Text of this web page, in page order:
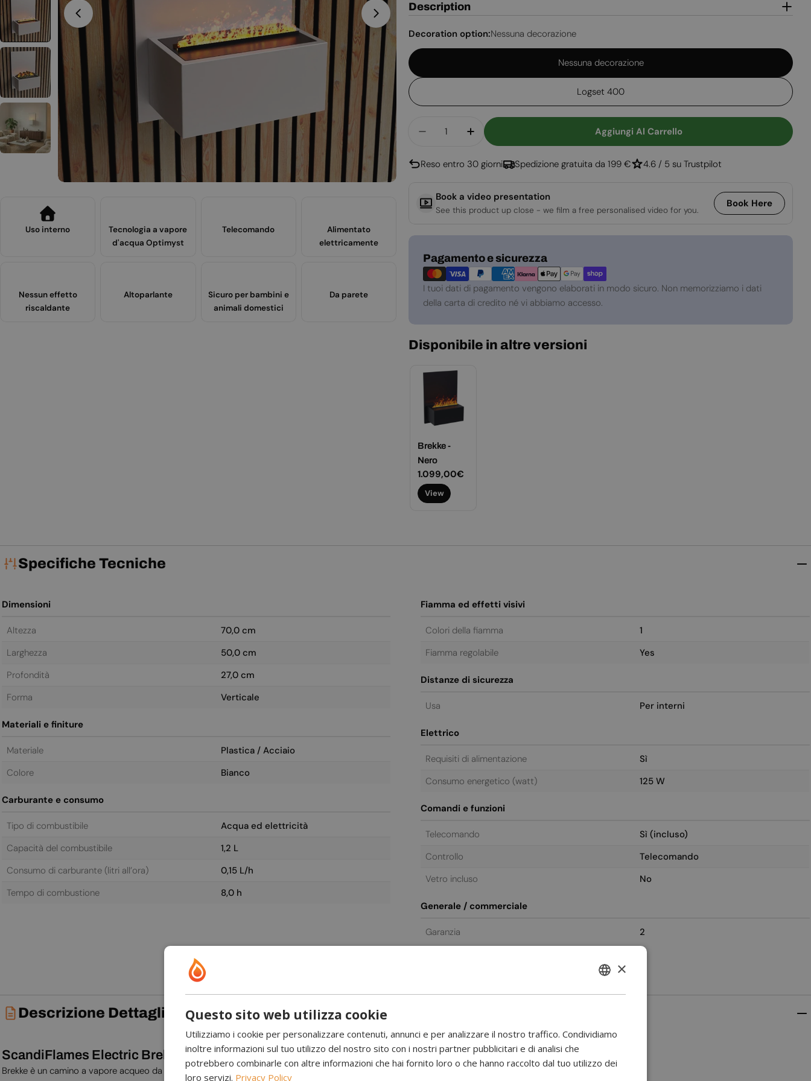
Apri supporto 3 in modalità modale Apri supporto 4 in modalità modale Apri supporto 5
Uso interno
Tecnologia a vapore
d'acqua Optimyst
Telecomando
Alimentato
elettricamente
Nessun effetto
riscaldante
Altoparlante
Sicuro per bambini e
animali domestici
Da parete
Description
Decoration option:Nessuna decorazione
Nessuna decorazione
Logset 400
Diminuisci La Quantità Per Brekke - Bianco - Caminetto A Vapore A
Aumenta La Quantità Per Brekke - Bianco - Caminetto A Vapore
Aggiungi Al Carrello
Reso entro 30 giorni Spedizione gratuita da 199 € 4.6 / 5 su Trustpilot
Book a video presentation
See this product up close - we film a free personalised video for you.
Book Here
Pagamento e sicurezza
Metodi
di
pagamento
I tuoi dati di pagamento vengono elaborati in modo sicuro. Non memorizziamo i dati
della carta di credito né vi abbiamo accesso.
Disponibile in altre versioni
Brekke -
Nero
Prezzo
normale
1.099,00€
View
Specifiche Tecniche
Dimensioni
Altezza
70,0 cm
Larghezza
50,0 cm
Profondità
27,0 cm
Forma
Verticale
Materiali e finiture
Materiale
Plastica / Acciaio
Colore
Bianco
Carburante e consumo
Tipo di combustibile
Acqua ed elettricità
Capacità del combustibile
1,2 L
Consumo di carburante (litri all’ora)
0,15 L/h
Tempo di combustione
8,0 h
Fiamma ed effetti visivi
Colori della fiamma
1
Fiamma regolabile
Yes
Distanze di sicurezza
Usa Per interni
Elettrico
Requisiti di alimentazione
Sì
Consumo energetico (watt)
125 W
Comandi e funzioni
Telecomando
Sì (incluso)
Controllo
Telecomando
Vetro incluso
No
Generale / commerciale
Garanzia 2
Descrizione Dettagliata
ScandiFlames Electric Brekke Camino a Vapore Acqueo - Bianco
Brekke è un camino a vapore acqueo da parete di ScandiFlames Electric, che offre l’atmosfera di un camino senza fuoco né calore. CZECH
×
Questo sito web utilizza cookie
Utilizziamo i cookie per personalizzare contenuti, annunci e per analizzare il nostro traffico. Condividiamo
inoltre informazioni sul tuo utilizzo del nostro sito con i nostri partner pubblicitari e di analisi che
potrebbero combinarle con altre informazioni che hai fornito loro o che hanno raccolto dal tuo utilizzo dei
loro servizi. Privacy Policy